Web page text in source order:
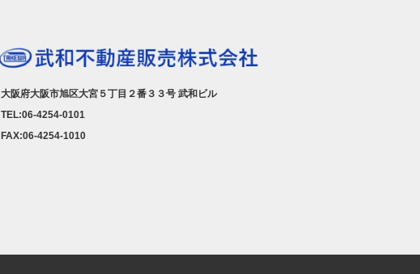
大阪府大阪市旭区大宮５丁目２番３３号 武和ビル
TEL:06-4254-0101
FAX:06-4254-1010